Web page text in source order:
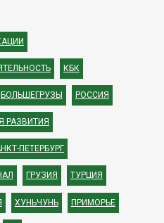
КБК
БОЛЬШЕГРУЗЫ РОССИЯ
РАЗВИТИЯ
ПЕТЕРБУРГ
ГРУЗИЯ ТУРЦИЯ
ХУНЬЧУНЬ ПРИМОРЬЕ